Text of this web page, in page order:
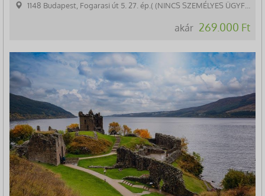
1148 Budapest, Fogarasi út 5. 27. ép.( (NINCS SZEMÉLYES ÜGYFÉLFOGADÁS)
akár 269.000 Ft